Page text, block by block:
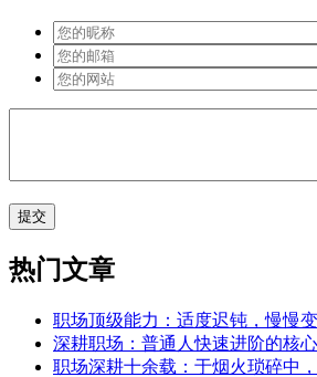
热门文章
职场顶级能力：适度迟钝，慢慢
深耕职场：普通人快速进阶的核
职场深耕十余载：于烟火琐碎中